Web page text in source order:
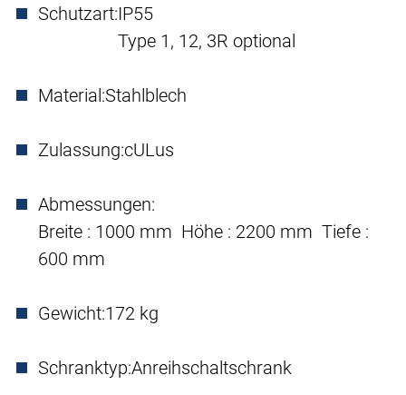
Schutzart:IP55
Type 1, 12, 3R optional
Material:Stahlblech
Zulassung:cULus
Abmessungen:
Breite : 1000 mm Höhe : 2200 mm Tiefe :
600 mm
Gewicht:172 kg
Schranktyp:Anreihschaltschrank